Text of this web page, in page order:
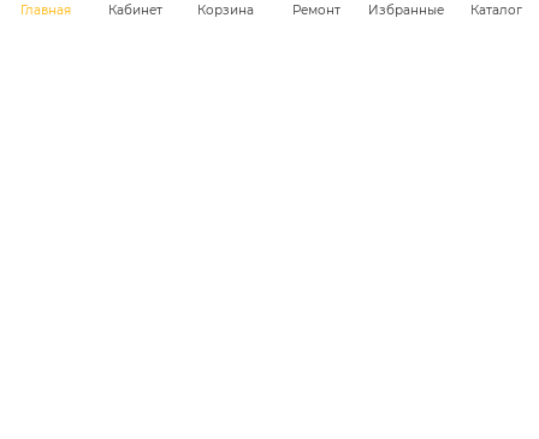
Главная Кабинет Корзина Ремонт Избранные Каталог